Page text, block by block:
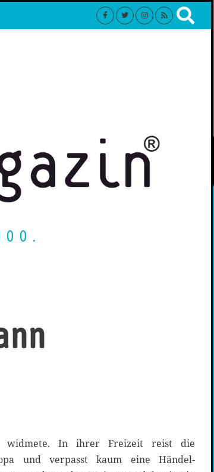
widmete. In ihrer Freizeit reist die
und verpasst kaum eine Händel-